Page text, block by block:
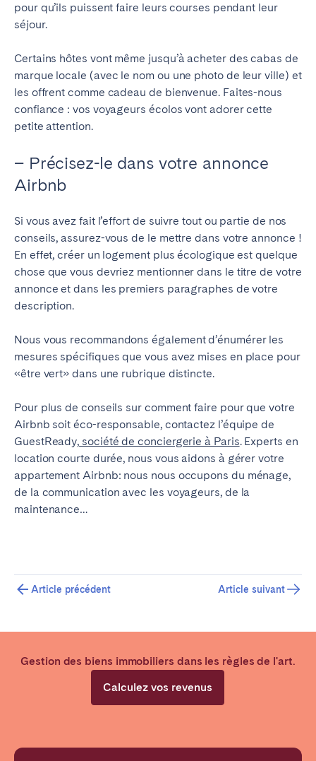
pour qu’ils puissent faire leurs courses pendant leur
séjour.
Certains hôtes vont même jusqu’à acheter des cabas de
marque locale (avec le nom ou une photo de leur ville) et
les offrent comme cadeau de bienvenue. Faites-nous
confiance : vos voyageurs écolos vont adorer cette
petite attention.
– Précisez-le dans votre annonce
Airbnb
Si vous avez fait l’effort de suivre tout ou partie de nos
conseils, assurez-vous de le mettre dans votre annonce !
En effet, créer un logement plus écologique est quelque
chose que vous devriez mentionner dans le titre de votre
annonce et dans les premiers paragraphes de votre
description.
Nous vous recommandons également d’énumérer les
mesures spécifiques que vous avez mises en place pour
«être vert» dans une rubrique distincte.
Pour plus de conseils sur comment faire pour que votre
Airbnb soit éco-responsable, contactez l’équipe de
GuestReady, société de conciergerie à Paris. Experts en
location courte durée, nous vous aidons à gérer votre
appartement Airbnb: nous nous occupons du ménage,
de la communication avec les voyageurs, de la
maintenance…
Article précédent Article suivant
Gestion des biens immobiliers dans les règles de l'art.
Calculez vos revenus